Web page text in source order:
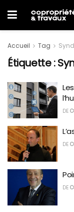
Accueil Tag
Étiquette :
DE
DE
DE